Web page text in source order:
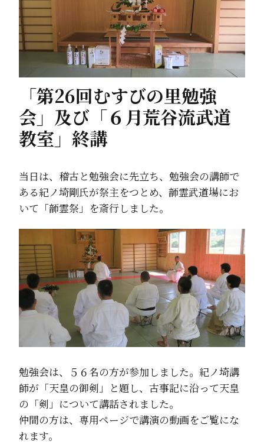
「第26回むすびの里勉強
会」及び「６月荒谷流武道
教室」終講
当日は、稽古と勉強会に先立ち、勉強会の講師で
ある紀ノ埼剛氏が祭主をつとめ、韴霊武道場にお
いて「韴霊祭」を斎行しました。
勉強会は、５６名の方が参加しました。紀ノ埼講
師が「天皇の御剣」と題し、古事記に沿って天皇
の「剣」について講話されました。
仲間の方は、専用ページで講演の動画をご覧にな
れます。